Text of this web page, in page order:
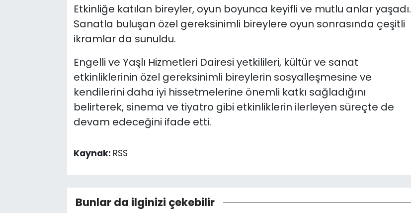
Etkinliğe katılan bireyler, oyun boyunca keyifli ve mutlu anlar yaşadı.
Sanatla buluşan özel gereksinimli bireylere oyun sonrasında çeşitli
ikramlar da sunuldu.
Engelli ve Yaşlı Hizmetleri Dairesi yetkilileri, kültür ve sanat
etkinliklerinin özel gereksinimli bireylerin sosyalleşmesine ve
kendilerini daha iyi hissetmelerine önemli katkı sağladığını
belirterek, sinema ve tiyatro gibi etkinliklerin ilerleyen süreçte de
devam edeceğini ifade etti.
Kaynak: RSS
Bunlar da ilginizi çekebilir